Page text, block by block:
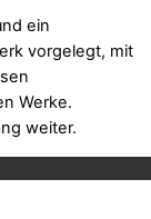
ein
vorgelegt, mit
Werke.
weiter.
Mit dem